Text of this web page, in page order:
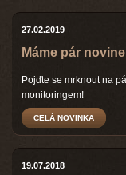
27.02.2019
Máme pár
Pojďte se mrknout na
monitoringem!
CELÁ NOVINKA
19.07.2018